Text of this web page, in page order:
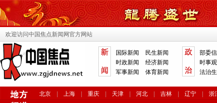
欢迎访问中国焦点新闻网官方网站
国际新闻
民生新闻
时政新闻
经济新闻
军事新闻
体育新闻
部委
时事
法治
北京 上海 重庆 天津 河北 吉林 辽宁
浙